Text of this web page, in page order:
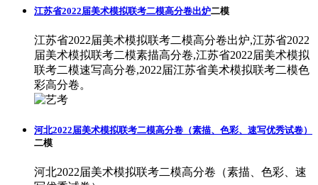
江苏省2022届美术模拟联考二模高分卷出炉二模
江苏省2022届美术模拟联考二模高分卷出炉,江苏省2022
届美术模拟联考二模素描高分卷,江苏省2022届美术模拟
联考二模速写高分卷,2022届江苏省美术模拟联考二模色
彩高分卷。
河北2022届美术模拟联考二模高分卷（素描、色彩、速写优秀试卷）
二模
河北2022届美术模拟联考二模高分卷（素描、色彩、速